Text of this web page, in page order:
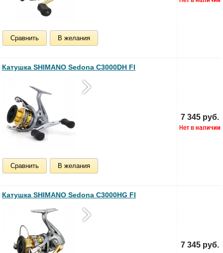
Сравнить В желания
Катушка SHIMANO Sedona C3000DH FI
Сравнить В желания
7 345 руб.
Катушка SHIMANO Sedona C3000HG FI
7 345 руб.